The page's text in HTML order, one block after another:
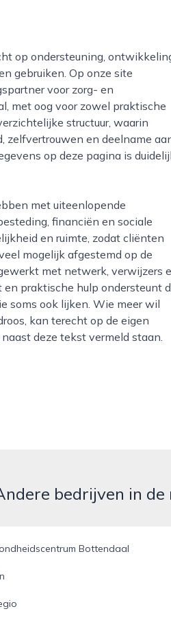
gebruiken. Op onze site
voor zorg- en
met oog voor zowel praktische
structuur, waarin
zelfvertrouwen en deelname
op deze pagina is
financiën en sociale
en ruimte, zodat cliënten
mogelijk afgestemd op de
met netwerk, verwijzers
praktische hulp ondersteunt
soms ook lijken. Wie meer wil
kan terecht op de eigen
deze tekst vermeld staan.
bedrijven in de
Bottendaal